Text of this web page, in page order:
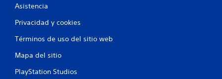
Asistencia
Privacidad y cookies
Términos de uso del sitio web
Mapa del sitio
PlayStation Studios